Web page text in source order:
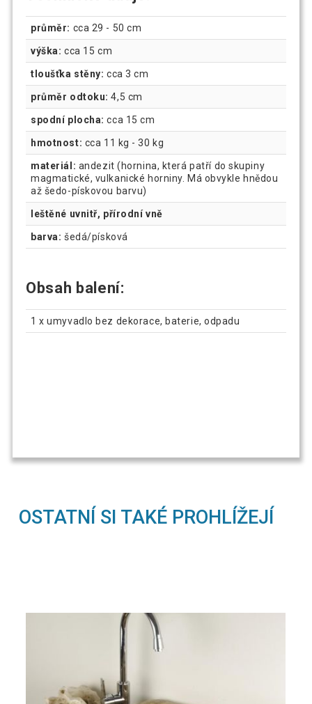
průměr: cca 29 - 50 cm
výška: cca 15 cm
tloušťka stěny: cca 3 cm
průměr odtoku: 4,5 cm
spodní plocha: cca 15 cm
hmotnost: cca 11 kg - 30 kg
materiál: andezit (hornina, která patří do skupiny
magmatické, vulkanické horniny. Má obvykle hnědou
až šedo-pískovou barvu)
leštěné uvnitř, přírodní vně
barva: šedá/písková
Obsah balení:
1 x umyvadlo bez dekorace, baterie, odpadu
OSTATNÍ SI TAKÉ PROHLÍŽEJÍ